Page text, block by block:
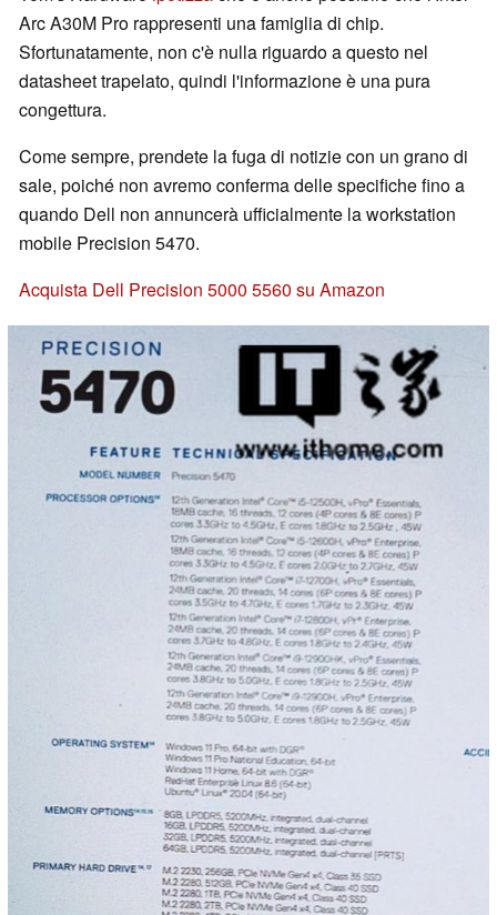
Arc A30M Pro rappresenti una famiglia di chip.
Sfortunatamente, non c'è nulla riguardo a questo nel
datasheet trapelato, quindi l'informazione è una pura
congettura.
Come sempre, prendete la fuga di notizie con un grano di
sale, poiché non avremo conferma delle specifiche fino a
quando Dell non annuncerà ufficialmente la workstation
mobile Precision 5470.
Acquista Dell Precision 5000 5560 su Amazon